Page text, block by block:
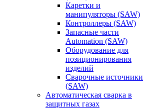
Каретки и
манипуляторы (SAW)
Контроллеры (SAW)
Запасные части
Automation (SAW)
Оборудование для
позиционирования
изделий
Сварочные источники
(SAW)
Автоматическая сварка в
защитных газах